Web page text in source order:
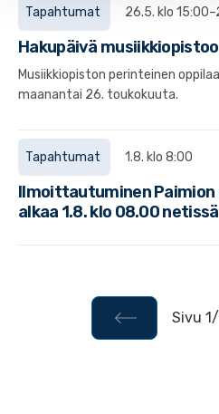
Tapahtumat 26.5. klo
Hakupäivä
Musiikkiopiston perinteinen
maanantai 26. toukokuuta.
Tapahtumat 1.8. klo 8:00
Ilmoittautuminen Paimion
alkaa 1.8. klo 08.00 netissä
Sivu